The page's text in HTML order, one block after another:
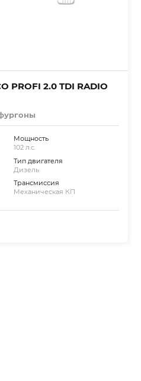
PROFI 2.0 TDI RADIO
Мощность
102 л.с.
Тип двигателя
Дизель
Трансмиссия
Механическая КП